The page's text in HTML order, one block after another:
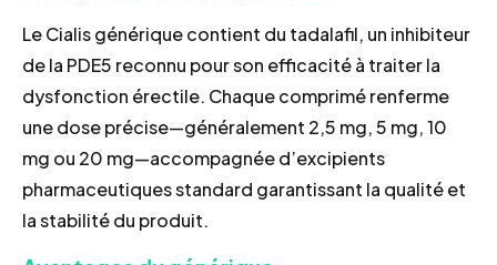
Le Cialis générique contient du tadalafil, un inhibiteur
de la PDE5 reconnu pour son efficacité à traiter la
dysfonction érectile. Chaque comprimé renferme
une dose précise—généralement 2,5 mg, 5 mg, 10
mg ou 20 mg—accompagnée d’excipients
pharmaceutiques standard garantissant la qualité et
la stabilité du produit.